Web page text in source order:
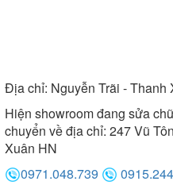
Địa chỉ: Nguyễn Trãi - Thanh
Hiện showroom đang sửa chữa, mọi giao dịch vui lòng
chuyển về địa chỉ: 247 Vũ
Xuân HN
0971.048.739